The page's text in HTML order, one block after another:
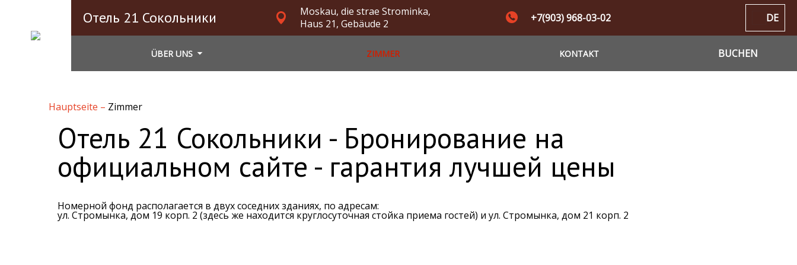
Отель 21 Сокольники
Moskau, die strae Strominka,
Haus 21, Gebäude 2
+7(903) 968-03-02 DE
ÜBER UNS ZIMMER KONTAKT BUCHEN
Hauptseite – Zimmer
Отель 21 Сокольники - Бронирование на
официальном сайте - гарантия лучшей цены
Номерной фонд располагается в двух соседних зданиях, по адресам:
ул. Стромынка, дом 19 корп. 2 (здесь же находится круглосуточная стойка приема гостей) и ул. Стромынка, дом 21 корп. 2